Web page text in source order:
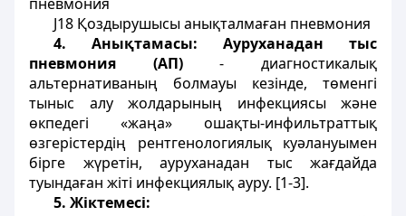
J18 Қоздырушысы анықталмаған пневмония
4. Анықтамасы:
Ауруханадан тыс
пневмония (АП)- диагностикалық
альтернативаның болмауы кезінде, төменгі
тыныс алу жолдарының инфекциясы және
өкпедегі «жаңа» ошақты-инфильтраттық
өзгерістердің рентгенологиялық куәлануымен
бірге жүретін, ауруханадан тыс жағдайда
туындаған жіті инфекциялық ауру. [1-3].
5. Жіктемесі: